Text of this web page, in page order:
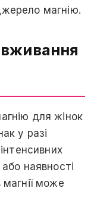
магнію.
для жінок
у разі
наявності
може